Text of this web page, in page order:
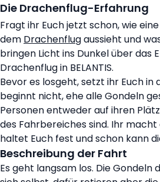
Die Drachenflug-Erfahrung
Fragt ihr Euch jetzt schon, wie
dem Drachenflugaussieht und
bringen Licht ins Dunkel über das
Drachenflug in BELANTIS.
Bevor es losgeht, setzt ihr Euch in
beginnt nicht, ehe alle Gondeln
Personen entweder auf ihren
des Fahrbereiches sind. Ihr macht
haltet Euch fest und schon kann
Beschreibung der Fahrt
Es geht langsam los. Die Gondeln